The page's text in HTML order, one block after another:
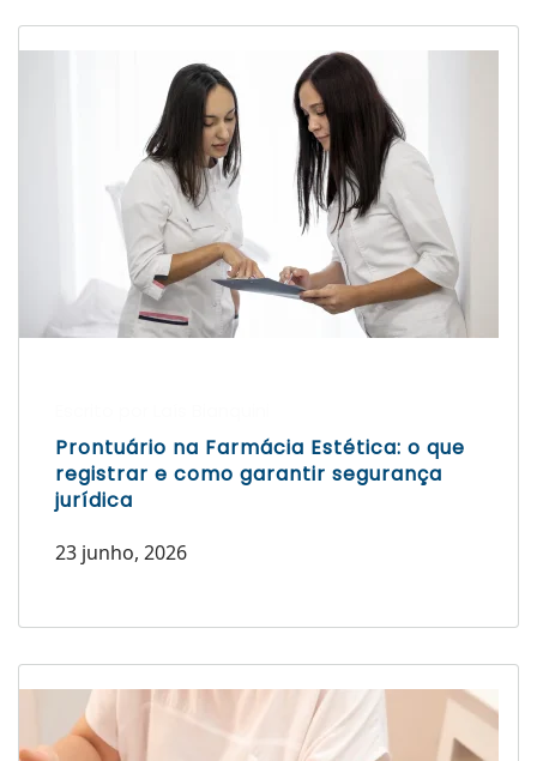
Prontuário na Farmácia Estética: o que
registrar e como garantir segurança
jurídica
23 junho, 2026